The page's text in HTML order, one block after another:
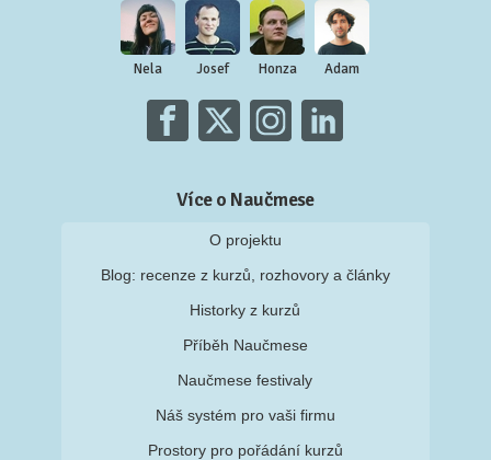
Nela Josef Honza Adam
Více o Naučmese
O projektu
Blog: recenze z kurzů, rozhovory a články
Historky z kurzů
Příběh Naučmese
Naučmese festivaly
Náš systém pro vaši firmu
Prostory pro pořádání kurzů